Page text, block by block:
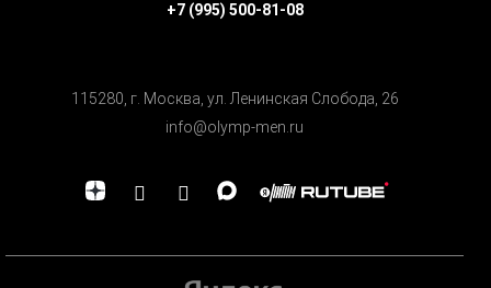
+7 (995) 500-81-08
115280, г. Москва, ул. Ленинская Cлобода, 26
info@olymp-men.ru